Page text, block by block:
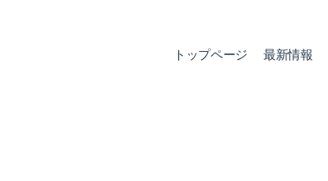
トップページ 最新情報